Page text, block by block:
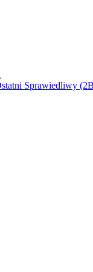
Sprawiedliwy